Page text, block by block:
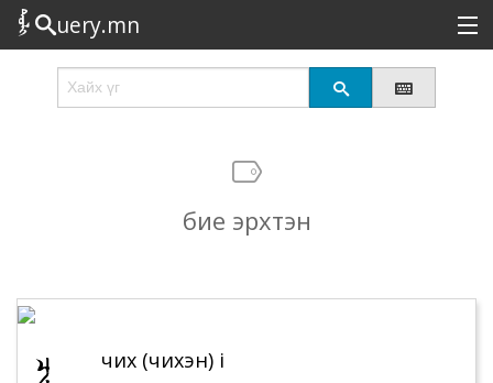
uery.mn
Сонирхолтой
Логин
бие эрхтэн
чих (чихэн) i